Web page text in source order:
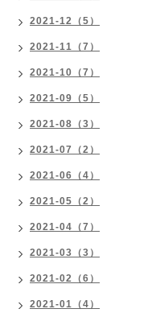
2021-12（5）
2021-11（7）
2021-10（7）
2021-09（5）
2021-08（3）
2021-07（2）
2021-06（4）
2021-05（2）
2021-04（7）
2021-03（3）
2021-02（6）
2021-01（4）